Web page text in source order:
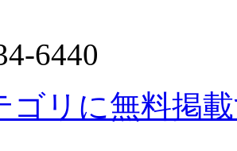
6440
ゴリに無料掲